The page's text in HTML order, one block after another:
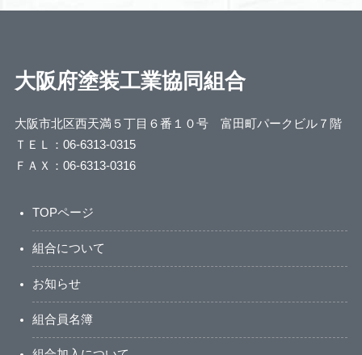
大阪府塗装工業協同組合
大阪市北区西天満５丁目６番１０号 富田町パークビル７階
ＴＥＬ：06-6313-0315
ＦＡＸ：06-6313-0316
TOPページ
組合について
お知らせ
組合員名簿